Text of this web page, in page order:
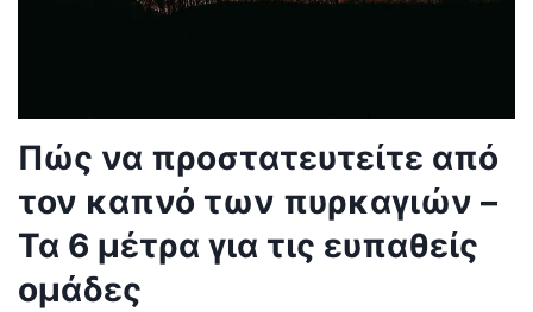
Πώς να προστατευτείτε από
τον καπνό των πυρκαγιών –
Τα 6 μέτρα για τις ευπαθείς
ομάδες